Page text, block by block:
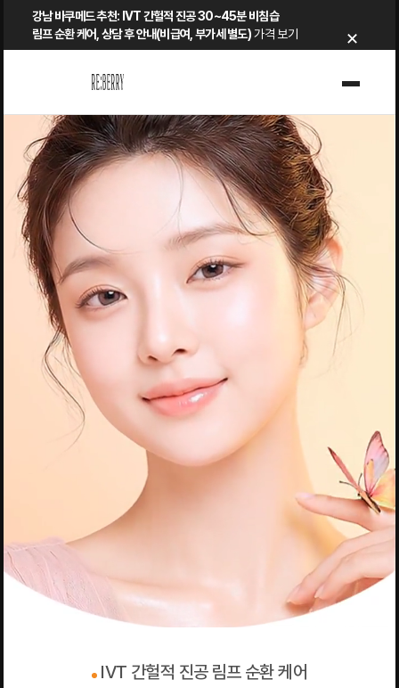
강남 바쿠메드 추천: IVT 간헐적 진공 30~45분 비침습
림프 순환 케어, 상담 후 안내(비급여, 부가세 별도) 가격 보기 ×
IVT 간헐적 진공 림프 순환 케어